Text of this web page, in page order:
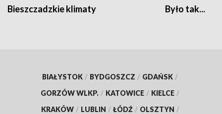
Bieszczadzkie klimaty Było tak...
BIAŁYSTOK / BYDGOSZCZ / GDAŃSK /
GORZÓW WLKP. / KATOWICE / KIELCE /
KRAKÓW / LUBLIN / ŁÓDŹ / OLSZTYN /